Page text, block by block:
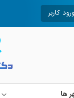
ورود کاربر
ها